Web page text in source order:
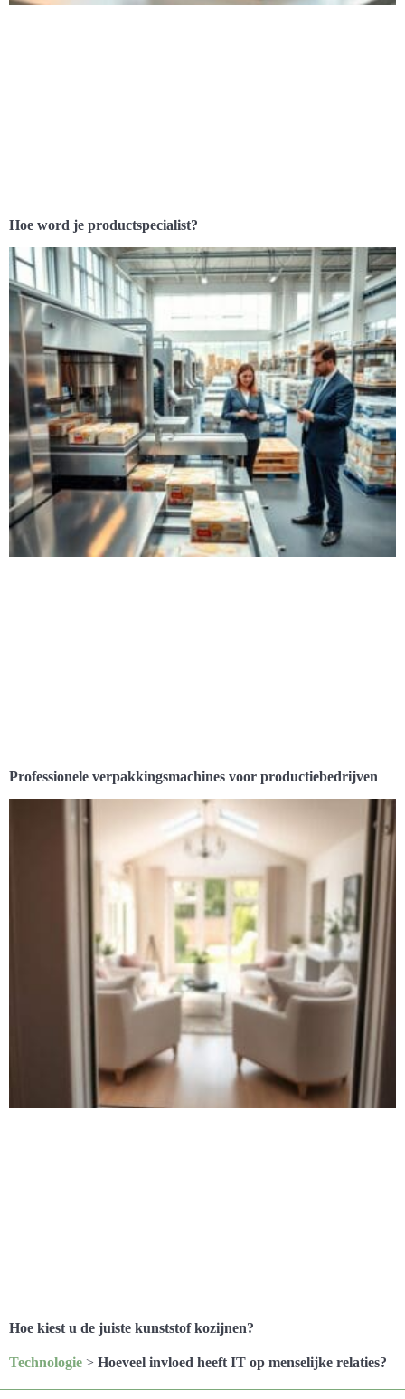
Hoe word je productspecialist?
Professionele verpakkingsmachines voor productiebedrijven
Hoe kiest u de juiste kunststof kozijnen?
Technologie > Hoeveel invloed heeft IT op menselijke relaties?